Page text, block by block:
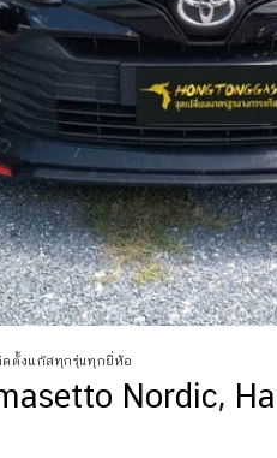
ดตั้งแก๊สทุกรุ่นทุกยี่ห้อ
Nordic,